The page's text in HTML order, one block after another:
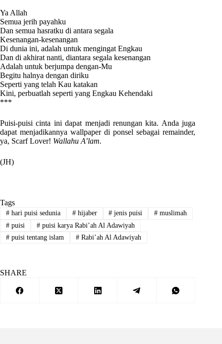
Ya Allah
Semua jerih payahku
Dan semua hasratku di antara segala
Kesenangan-kesenangan
Di dunia ini, adalah untuk mengingat Engkau
Dan di akhirat nanti, diantara segala kesenangan
Adalah untuk berjumpa dengan-Mu
Begitu halnya dengan diriku
Seperti yang telah Kau katakan
Kini, perbuatlah seperti yang Engkau Kehendaki
***
Puisi-puisi cinta ini dapat menjadi renungan kita. Anda juga
dapat menjadikannya wallpaper di ponsel sebagai remainder,
ya, Scarf Lover! Wallahu A’lam.
(JH)
Tags
#hari puisi sedunia #hijaber # jenis puisi # muslimah
#puisi #puisi karya Rabi’ah Al Adawiyah
#puisi tentang islam #Rabi’ah Al Adawiyah
SHARE